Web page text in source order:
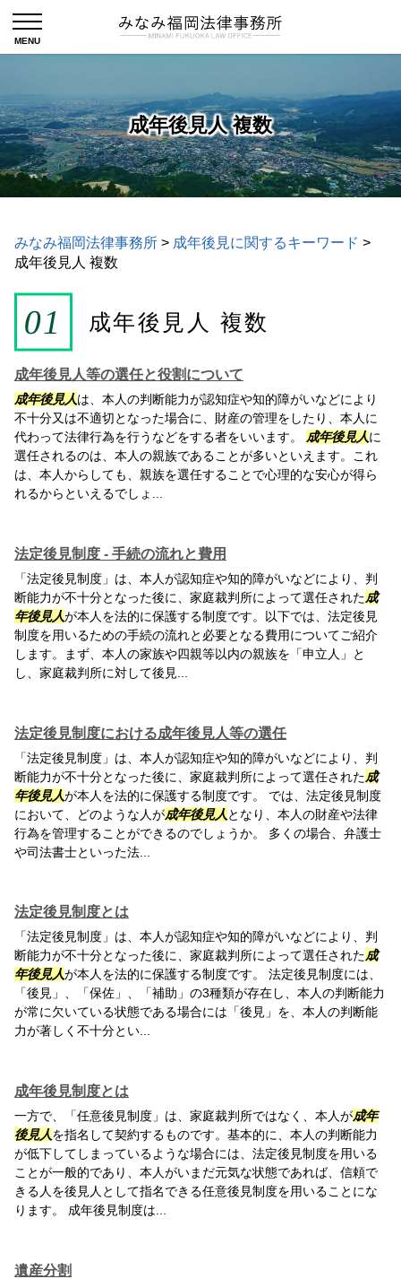
成年後見人 複数
みなみ福岡法律事務所 > 成年後見に関するキーワード >
成年後見人 複数
成年後見人 複数
成年後見人等の選任と役割について
成年後見人は、本人の判断能力が認知症や知的障がいなどにより
不十分又は不適切となった場合に、財産の管理をしたり、本人に
代わって法律行為を行うなどをする者をいいます。 成年後見人に
選任されるのは、本人の親族であることが多いといえます。これ
は、本人からしても、親族を選任することで心理的な安心が得ら
れるからといえるでしょ...
法定後見制度 - 手続の流れと費用
「法定後見制度」は、本人が認知症や知的障がいなどにより、判
断能力が不十分となった後に、家庭裁判所によって選任された成
年後見人が本人を法的に保護する制度です。以下では、法定後見
制度を用いるための手続の流れと必要となる費用についてご紹介
します。まず、本人の家族や四親等以内の親族を「申立人」と
し、家庭裁判所に対して後見...
法定後見制度における成年後見人等の選任
「法定後見制度」は、本人が認知症や知的障がいなどにより、判
断能力が不十分となった後に、家庭裁判所によって選任された成
年後見人が本人を法的に保護する制度です。 では、法定後見制度
において、どのような人が成年後見人 となり、本人の財産や法律
行為を管理することができるのでしょうか。 多くの場合、弁護士
や司法書士といった法...
法定後見制度とは
「法定後見制度」は、本人が認知症や知的障がいなどにより、判
断能力が不十分となった後に、家庭裁判所によって選任された成
年後見人が本人を法的に保護する制度です。 法定後見制度には、
「後見」、「保佐」、「補助」の3種類が存在し、本人の判断能力
が常に欠いている状態である場合には「後見」を、本人の判断能
力が著しく不十分とい...
成年後見制度とは
一方で、「任意後見制度」は、家庭裁判所ではなく、本人が成年
後見人を指名して契約するものです。基本的に、本人の判断能力
が低下してしまっているような場合には、法定後見制度を用いる
ことが一般的であり、本人がいまだ元気な状態であれば、信頼で
きる人を後見人として指名できる任意後見制度を用いることにな
ります。 成年後見制度は...
遺産分割